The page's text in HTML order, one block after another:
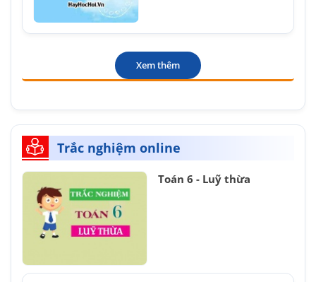
Xem thêm
Trắc nghiệm online
Toán 6 - Luỹ thừa